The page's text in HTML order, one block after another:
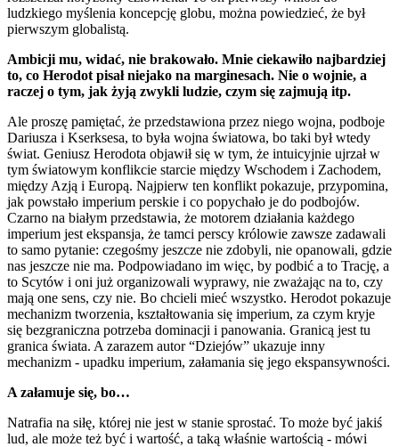
ludzkiego myślenia koncepcję globu, można powiedzieć, że był
pierwszym globalistą.
Ambicji mu, widać, nie brakowało. Mnie ciekawiło najbardziej
to, co Herodot pisał niejako na marginesach. Nie o wojnie, a
raczej o tym, jak żyją zwykli ludzie, czym się zajmują itp.
Ale proszę pamiętać, że przedstawiona przez niego wojna, podboje
Dariusza i Kserksesa, to była wojna światowa, bo taki był wtedy
świat. Geniusz Herodota objawił się w tym, że intuicyjnie ujrzał w
tym światowym konflikcie starcie między Wschodem i Zachodem,
między Azją i Europą. Najpierw ten konflikt pokazuje, przypomina,
jak powstało imperium perskie i co popychało je do podbojów.
Czarno na białym przedstawia, że motorem działania każdego
imperium jest ekspansja, że tamci perscy królowie zawsze zadawali
to samo pytanie: czegośmy jeszcze nie zdobyli, nie opanowali, gdzie
nas jeszcze nie ma. Podpowiadano im więc, by podbić a to Trację, a
to Scytów i oni już organizowali wyprawy, nie zważając na to, czy
mają one sens, czy nie. Bo chcieli mieć wszystko. Herodot pokazuje
mechanizm tworzenia, kształtowania się imperium, za czym kryje
się bezgraniczna potrzeba dominacji i panowania. Granicą jest tu
granica świata. A zarazem autor “Dziejów” ukazuje inny
mechanizm - upadku imperium, załamania się jego ekspansywności.
A załamuje się, bo…
Natrafia na siłę, której nie jest w stanie sprostać. To może być jakiś
lud, ale może też być i wartość, a taką właśnie wartością - mówi